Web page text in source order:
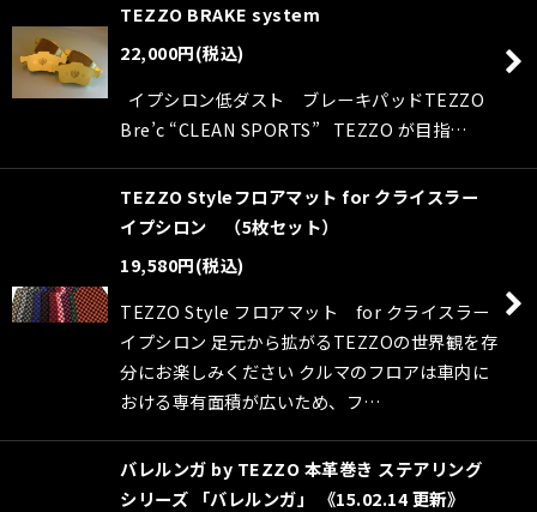
TEZZO BRAKE system
22,000円(税込)
イプシロン低ダスト ブレーキパッドTEZZO
Bre’c “CLEAN SPORTS” TEZZO が目指…
TEZZO Styleフロアマット for クライスラー
イプシロン （5枚セット）
19,580円(税込)
TEZZO Style フロアマット for クライスラー
イプシロン 足元から拡がるTEZZOの世界観を存
分にお楽しみください クルマのフロアは車内に
おける専有面積が広いため、フ…
バレルンガ by TEZZO 本革巻き ステアリング
シリーズ 「バレルンガ」 《15.02.14 更新》